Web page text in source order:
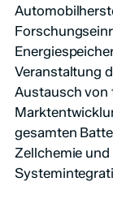
Veranstaltung
Austausch von
gesamten
Zellchemie